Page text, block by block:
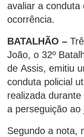
avaliar a conduta
ocorrência.
BATALHÃO –
João, o 32º
de Assis, emitiu
conduta policial
realizada
a perseguição
Segundo a nota,